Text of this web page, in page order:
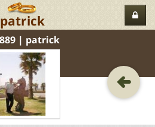
patrick
patrick‏ | 548889